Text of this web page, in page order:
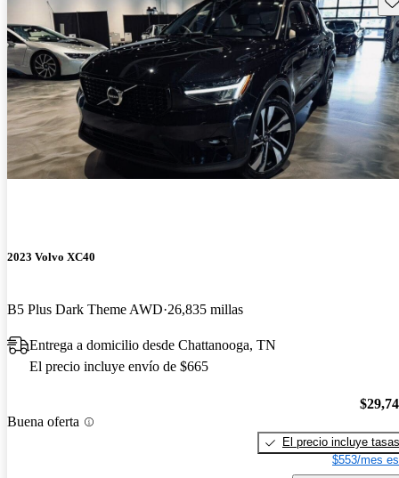
2023 Volvo XC40
B5 Plus Dark Theme AWD 26,835 millas
Entrega a domicilio desde Chattanooga, TN
El precio incluye envío de $665
Buena oferta
El precio incluye tasas
$553/mes